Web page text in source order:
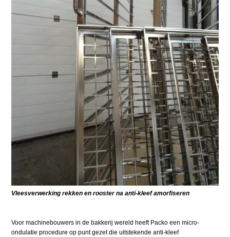
Vleesverwerking rekken en rooster na anti-kleef amorfiseren
Voor machinebouwers in de bakkerij wereld heeft Packo een micro-
ondulatie procedure op punt gezet die uitstekende anti-kleef